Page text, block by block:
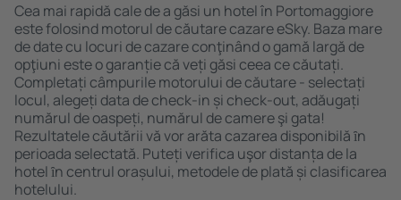
Cea mai rapidă cale de a găsi un hotel în Portomaggiore
este folosind motorul de căutare cazare eSky. Baza mare
de date cu locuri de cazare conţinând o gamă largă de
opţiuni este o garanție că veți găsi ceea ce căutați.
Completați câmpurile motorului de căutare - selectați
locul, alegeți data de check-in și check-out, adăugați
numărul de oaspeți, numărul de camere şi gata!
Rezultatele căutării vă vor arăta cazarea disponibilă ȋn
perioada selectată. Puteți verifica uşor distanța de la
hotel ȋn centrul orașului, metodele de plată și clasificarea
hotelului.